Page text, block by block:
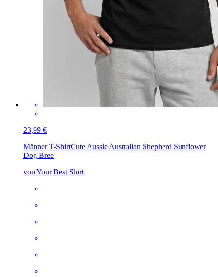
23,99 €
Männer T-ShirtCute Aussie Australian Shepherd Sunflower
Dog Bree
von Your Best Shirt